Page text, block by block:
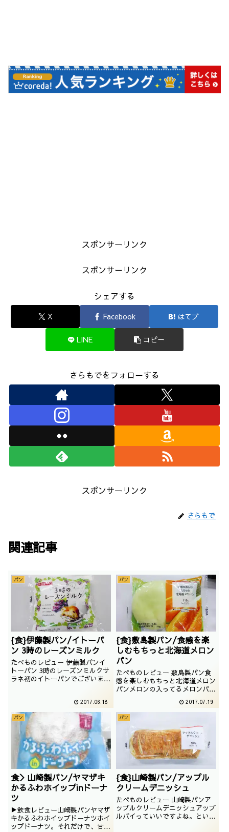
スポンサーリンク
スポンサーリンク
シェアする
X Facebook はてブ
LINE コピー
さらもでをフォローする
スポンサーリンク
さらもで
関連記事
パン
{食}伊藤製パン/イトーパ
ン 3時のレーズンミルク
たべものレビュー 伊藤製パンイ
トーパン 3時のレーズンミルクサ
ラネ初のイトーパンでございま
うです。撮影日は2016年12月
2017.06.18
パン
{食}敷島製パン/食感を楽
しむもちっと北海道メロン
パン
たべものレビュー 敷島製パン食
感を楽しむもちっと北海道メロン
パンメロンの入ってるメロンパン
れは物凄く食べたくなりました。
写真が反則です。撮影日は2017
年05月
2017.07.19
パン
食＞山崎製パン/ヤマザキ
かるふわホイップinドーナ
ツ
▶飲食レビュー山崎製パンヤマザ
キかるふわホイップドーナツホイ
ップドーナツ。それだけで、甘党
パン
{食}山崎製パン/アップル
クリームデニッシュ
たべものレビュー 山崎製パンア
ップルクリームデニッシュアップ
ルパイっていいですよね。という